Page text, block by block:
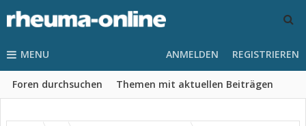
MENU
Foren durchsuchen Themen mit aktuellen Beiträgen
ANMELDEN REGISTRIEREN